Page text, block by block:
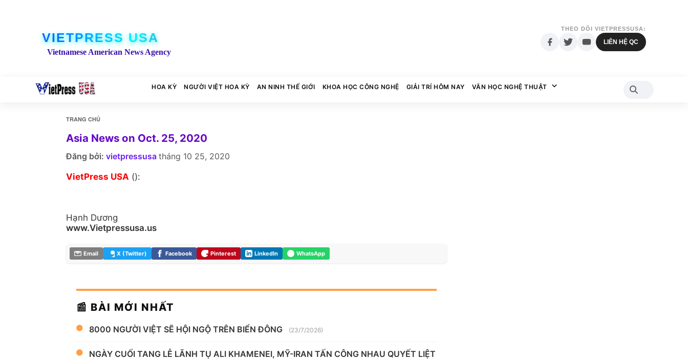
VIETPRESS USA
Vietnamese American News Agency
THEO DÕI VIETPRESSUSA:
LIÊN HỆ QC
HOA KỲ NGƯỜI VIỆT HOA KỲ AN NINH THẾ GIỚI KHOA HỌC CÔNG NGHỆ GIẢI TRÍ HÔM NAY VĂN HỌC NGHỆ THUẬT
TRANG CHỦ
Asia News on Oct. 25, 2020
Đăng bởi: vietpressusa tháng 10 25, 2020
VietPress USA ():
Hạnh Dương
www.Vietpressusa.us
Email X (Twitter) Facebook Pinterest LinkedIn WhatsApp
📰 BÀI MỚI NHẤT
8000 NGƯỜI VIỆT SẼ HỘI NGỘ TRÊN BIỂN ĐÔNG (23/7/2026)
NGÀY CUỐI TANG LỄ LÃNH TỤ ALI KHAMENEI, MỸ-IRAN TẤN CÔNG NHAU QUYẾT LIỆT